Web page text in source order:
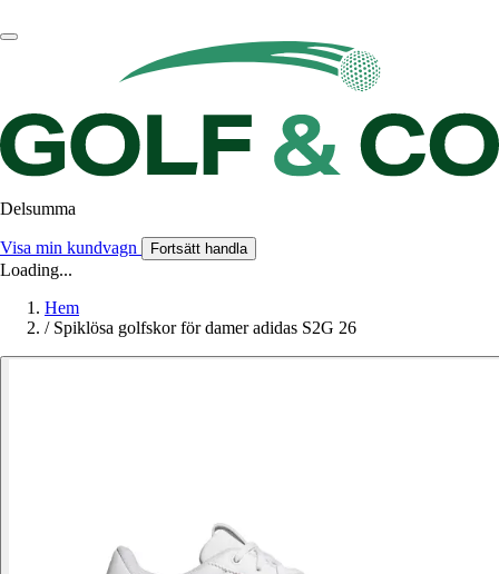
Delsumma
Visa min kundvagn Fortsätt handla
Loading...
Hem
/ Spiklösa golfskor för damer adidas S2G 26